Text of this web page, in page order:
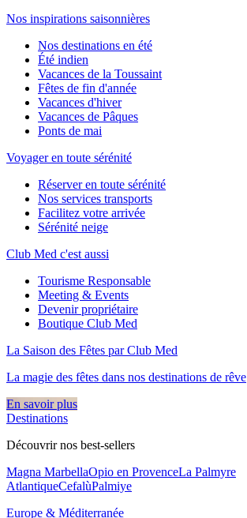
Nos inspirations saisonnières
Nos destinations en été
Été indien
Vacances de la Toussaint
Fêtes de fin d'année
Vacances d'hiver
Vacances de Pâques
Ponts de mai
Voyager en toute sérénité
Réserver en toute sérénité
Nos services transports
Facilitez votre arrivée
Sérénité neige
Club Med c'est aussi
Tourisme Responsable
Meeting & Events
Devenir propriétaire
Boutique Club Med
La Saison des Fêtes par Club Med
La magie des fêtes dans nos destinations de rêve​
En savoir plus
Destinations
Découvrir nos best-sellers
Magna MarbellaOpio en ProvenceLa Palmyre
AtlantiqueCefalùPalmiye
Europe & Méditerranée